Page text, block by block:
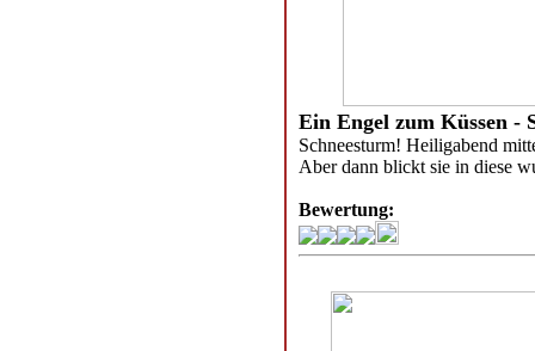
Ein Engel zum Küssen -
Schneesturm! Heiligabend
Aber dann blickt sie in diese
Bewertung: